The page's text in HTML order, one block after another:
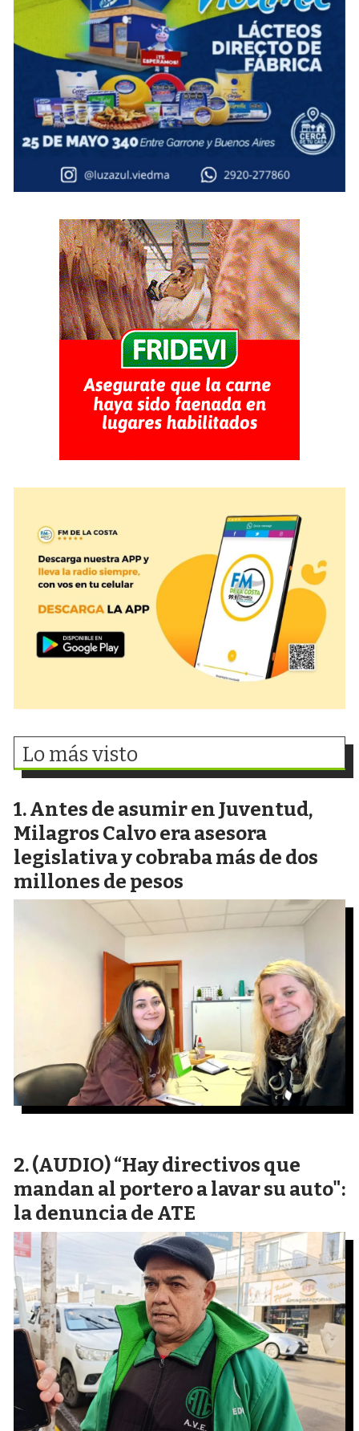
Lo más visto
Antes de asumir en Juventud,
Milagros Calvo era asesora
legislativa y cobraba más de dos
millones de pesos
(AUDIO) “Hay directivos que
mandan al portero a lavar su auto":
la denuncia de ATE